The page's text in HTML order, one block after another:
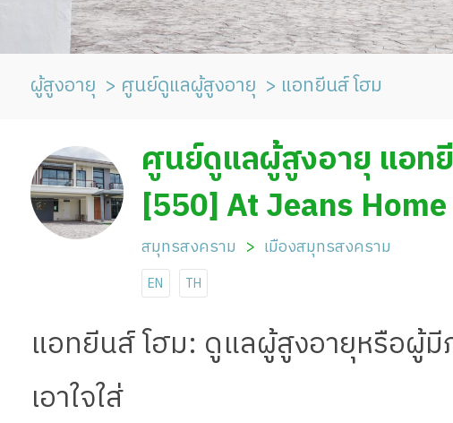
ผู้สูงอายุ ศูนย์ดูแลผู้สูงอายุ แอทยีนส์ โฮม
ศูนย์ดูแลผู้สูงอายุ แอท
[550] At Jeans Home
สมุทรสงคราม เมืองสมุทรสงคราม
EN TH
แอทยีนส์ โฮม: ดูแลผู้สูงอายุหรือผู้มี
เอาใจใส่